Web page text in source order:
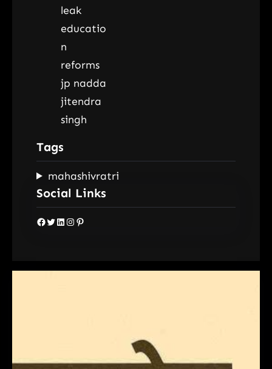
Tags
mahashivratri
Social Links
Facebook Twitter LinkedIn Instagram Pinterest